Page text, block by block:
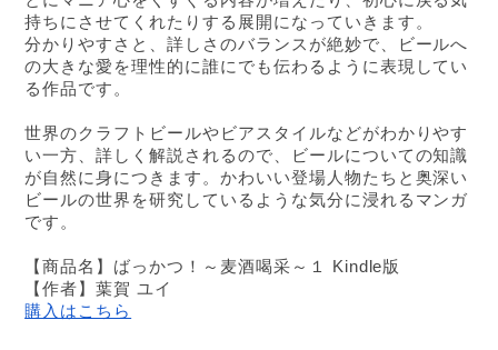
持ちにさせてくれたりする展開になっていきます。
分かりやすさと、詳しさのバランスが絶妙で、ビールへ
の大きな愛を理性的に誰にでも伝わるように表現してい
る作品です。
世界のクラフトビールやビアスタイルなどがわかりやす
い一方、詳しく解説されるので、ビールについての知識
が自然に身につきます。かわいい登場人物たちと奥深い
ビールの世界を研究しているような気分に浸れるマンガ
です。
【商品名】ばっかつ！～麦酒喝采～１ Kindle版
【作者】葉賀 ユイ
購入はこちら